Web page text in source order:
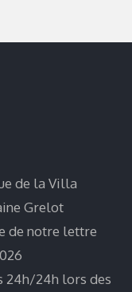
de la Villa
Grelot
de notre lettre
24h/24h lors des